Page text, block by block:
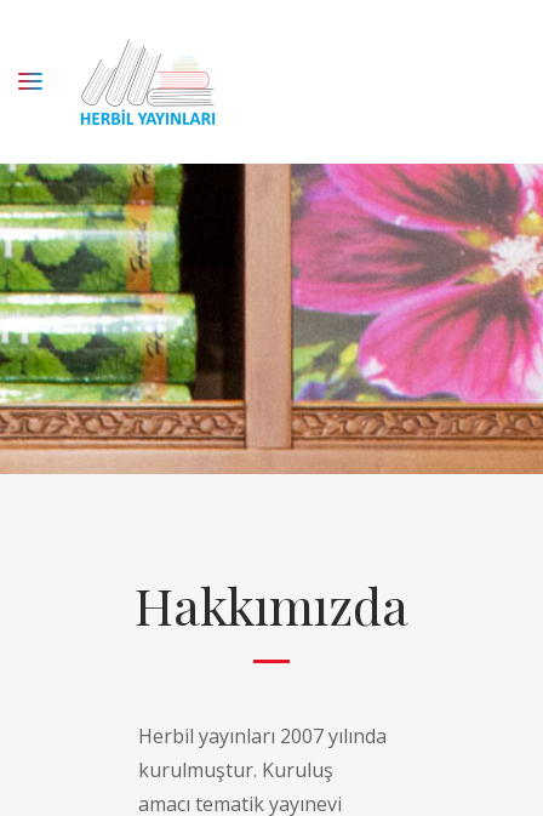
Hakkımızda
Herbil yayınları 2007 yılında
kurulmuştur. Kuruluş
amacı tematik yayınevi